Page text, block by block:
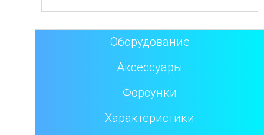
Оборудование
Аксессуары
Форсунки
Характеристики